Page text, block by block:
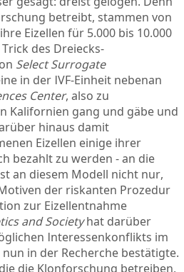
betreibt, stammen von
Eizellen für 5.000 bis 10.000
des Dreiecks-
Select Surrogate
in der IVF-Einheit nebenan
Center, also zu
Kalifornien gang und gäbe und
hinaus damit
Eizellen einige ihrer
bezahlt zu werden - an die
an diesem Modell nicht nur,
der riskanten Prozedur
zur Eizellentnahme
and Societyhat darüber
Interessenkonflikts im
in der Recherche bestätigte.
die Klonforschung betreiben,